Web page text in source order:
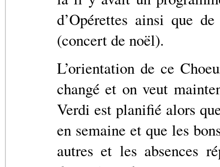
d’Opérettes ainsi que
(concert de noël).
L’orientation de ce
changé et on veut
Verdi est planifié alors
en semaine et que les
autres et les absences